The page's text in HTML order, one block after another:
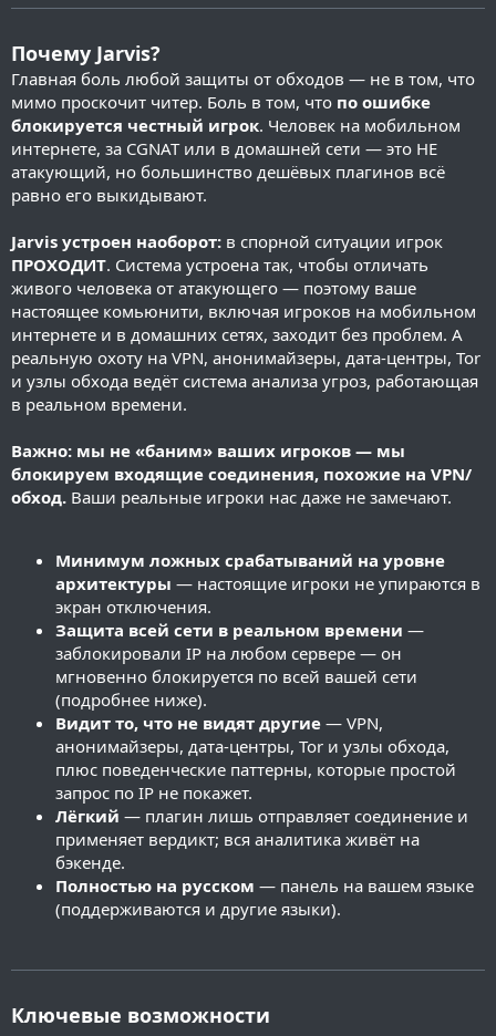
Почему Jarvis?
Главная боль любой защиты от обходов — не в том, что
мимо проскочит читер. Боль в том, что по ошибке
блокируется честный игрок. Человек на мобильном
интернете, за CGNAT или в домашней сети — это НЕ
атакующий, но большинство дешёвых плагинов всё
равно его выкидывают.
Jarvis устроен наоборот: в спорной ситуации игрок
ПРОХОДИТ. Система устроена так, чтобы отличать
живого человека от атакующего — поэтому ваше
настоящее комьюнити, включая игроков на мобильном
интернете и в домашних сетях, заходит без проблем. А
реальную охоту на VPN, анонимайзеры, дата-центры, Tor
и узлы обхода ведёт система анализа угроз, работающая
в реальном времени.
Важно: мы не «баним» ваших игроков — мы
блокируем входящие соединения, похожие на VPN/
обход. Ваши реальные игроки нас даже не замечают.
Минимум ложных срабатываний на уровне
архитектуры — настоящие игроки не упираются в
экран отключения.
Защита всей сети в реальном времени —
заблокировали IP на любом сервере — он
мгновенно блокируется по всей вашей сети
(подробнее ниже).
Видит то, что не видят другие — VPN,
анонимайзеры, дата-центры, Tor и узлы обхода,
плюс поведенческие паттерны, которые простой
запрос по IP не покажет.
Лёгкий — плагин лишь отправляет соединение и
применяет вердикт; вся аналитика живёт на
бэкенде.
Полностью на русском — панель на вашем языке
(поддерживаются и другие языки).
Ключевые возможности